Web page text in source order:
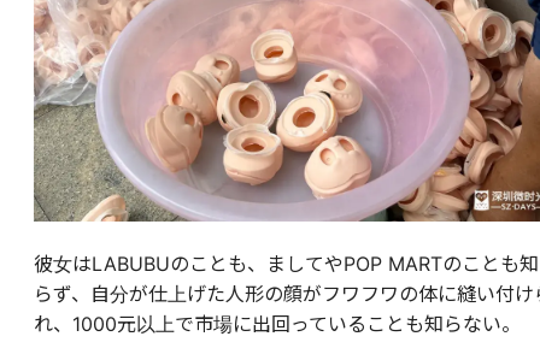
彼女はLABUBUのことも、ましてやPOP MARTのことも知
らず、自分が仕上げた人形の顔がフワフワの体に縫い付け
れ、1000元以上で市場に出回っていることも知らない。